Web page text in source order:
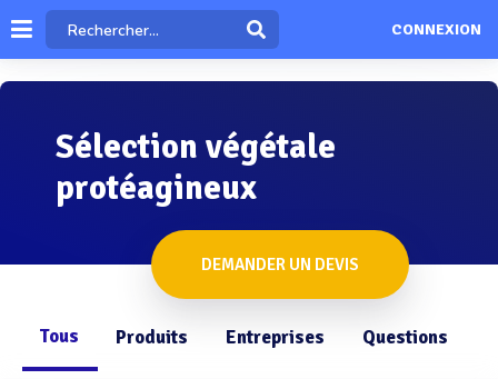
CONNEXION
Sélection végétale
protéagineux
DEMANDER UN DEVIS
Tous Produits Entreprises Questions